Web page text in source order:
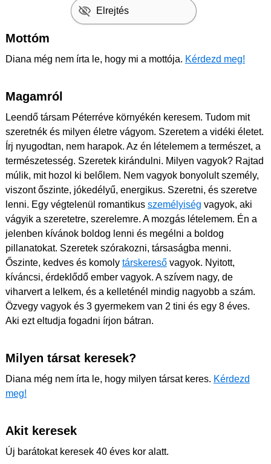
Elrejtés
Mottóm
Diana még nem írta le, hogy mi a mottója. Kérdezd meg!
Magamról
Leendő társam Péterréve környékén keresem. Tudom mit
szeretnék és milyen életre vágyom. Szeretem a vidéki életet.
Írj nyugodtan, nem harapok. Az én lételemem a természet, a
természetesség. Szeretek kirándulni. Milyen vagyok? Rajtad
múlik, mit hozol ki belőlem. Nem vagyok bonyolult személy,
viszont őszinte, jókedélyű, energikus. Szeretni, és szeretve
lenni. Egy végtelenül romantikus személyiség vagyok, aki
vágyik a szeretetre, szerelemre. A mozgás lételemem. Én a
jelenben kívánok boldog lenni és megélni a boldog
pillanatokat. Szeretek szórakozni, társaságba menni.
Őszinte, kedves és komoly társkereső vagyok. Nyitott,
kíváncsi, érdeklődő ember vagyok. A szívem nagy, de
viharvert a lelkem, és a kelleténél mindig nagyobb a szám.
Özvegy vagyok és 3 gyermekem van 2 tini és egy 8 éves.
Aki ezt eltudja fogadni írjon bátran.
Milyen társat keresek?
Diana még nem írta le, hogy milyen társat keres. Kérdezd
meg!
Akit keresek
Új barátokat keresek 40 éves kor alatt.